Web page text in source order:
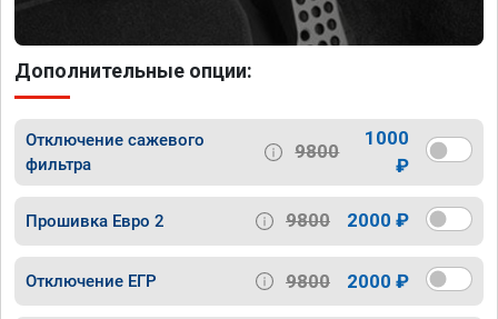
Дополнительные опции:
Отключение сажевого
фильтра
9800
1000
₽
Прошивка Евро 2 9800 2000 ₽
Отключение ЕГР 9800 2000 ₽